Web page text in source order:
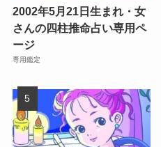
2002年5月21日生まれ・女
さんの四柱推命占い専用ペ
ージ
専用鑑定